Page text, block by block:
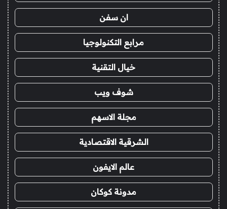
ان سفن
مرابع التكنولوجيا
خيال التقنية
شوف ويب
مجلة الاسهم
الشرقية الاقتصادية
عالم الايفون
مدونة كوكان